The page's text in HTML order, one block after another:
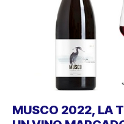
MUSCO 2022, LA